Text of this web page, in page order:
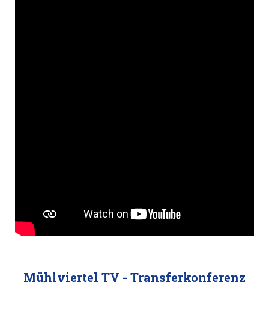
Mühlviertel TV - Transferkonferenz